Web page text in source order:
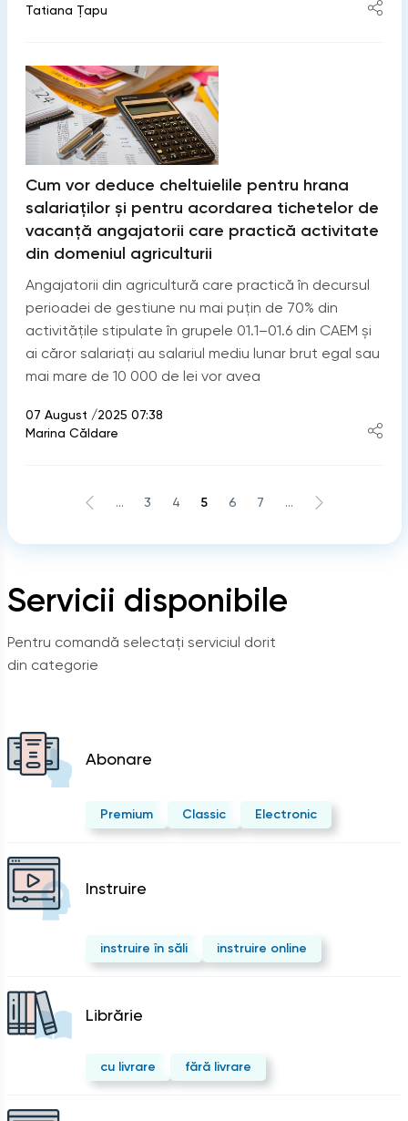
Servicii disponibile
Pentru comandă selectați serviciul dorit
din categorie
Abonare
Premium Classic Electronic
Instruire
instruire în săli instruire online
Librărie
cu livrare fără livrare
Tatiana Țapu
Cum vor deduce cheltuielile pentru hrana
salariaţilor și pentru acordarea tichetelor de
vacanță angajatorii care practică activitate
din domeniul agriculturii
Angajatorii din agricultură care practică în decursul
perioadei de gestiune nu mai puţin de 70% din
activităţile stipulate în grupele 01.1–01.6 din CAEM și
ai căror salariaţi au salariul mediu lunar brut egal sau
mai mare de 10 000 de lei vor avea
07 August /2025 07:38
Marina Căldare
... 3 4 5 6 7 ...